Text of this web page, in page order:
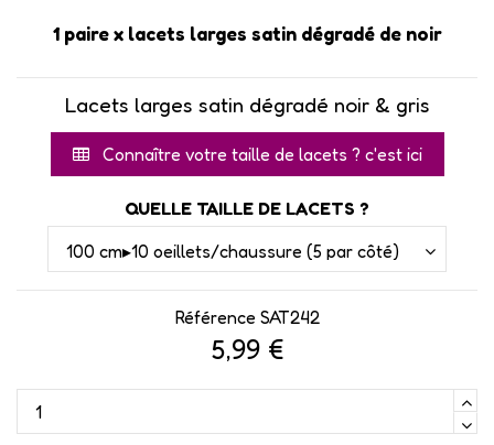
1 paire x lacets larges satin dégradé de noir
Lacets larges satin dégradé noir & gris
Connaître votre taille de lacets ? c'est ici
QUELLE TAILLE DE LACETS ?
Référence SAT242
5,99 €